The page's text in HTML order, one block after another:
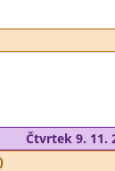
Čtvrtek 9. 11.